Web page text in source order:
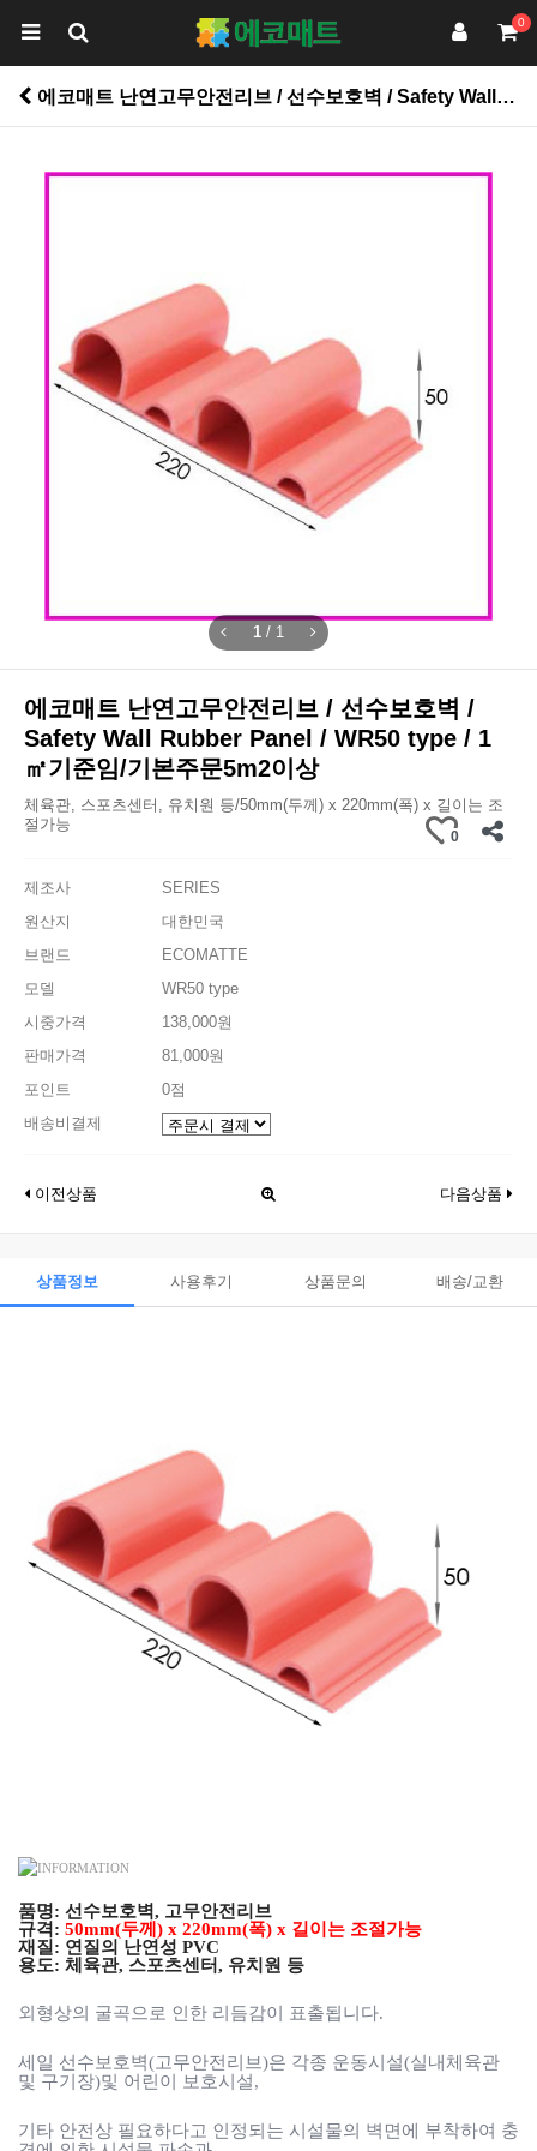
0
에코매트 난연고무안전리브 / 선수보호벽 / Safety Wall Rubber Panel / WR50 type / 1㎡기준임/기본주문5m2이상 > 스포츠바닥재
1 / 1
에코매트 난연고무안전리브 / 선수보호벽 /
Safety Wall Rubber Panel / WR50 type / 1
㎡기준임/기본주문5m2이상
체육관, 스포츠센터, 유치원 등/50mm(두께) x 220mm(폭) x 길이는 조
절가능
0
제조사
SERIES
원산지
대한민국
브랜드
ECOMATTE
모델
WR50 type
시중가격
138,000원
판매가격
81,000원
포인트
0점
배송비결제
이전상품 다음상품
상품정보 사용후기 상품문의 배송/교환
품명: 선수보호벽, 고무안전리브
규격: 50mm(두께) x 220mm(폭) x 길이는 조절가능
재질: 연질의 난연성 PVC
용도: 체육관, 스포츠센터, 유치원 등
외형상의 굴곡으로 인한 리듬감이 표출됩니다.
세일 선수보호벽(고무안전리브)은 각종 운동시설(실내체육관
및 구기장)및 어린이 보호시설,
기타 안전상 필요하다고 인정되는 시설물의 벽면에 부착하여 충